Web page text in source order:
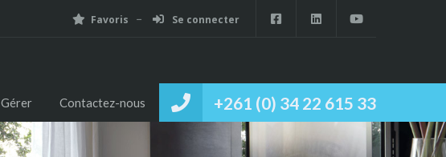
Favoris Se connecter
+261 (0) 34 22 615 33
Gérer Contactez-nous